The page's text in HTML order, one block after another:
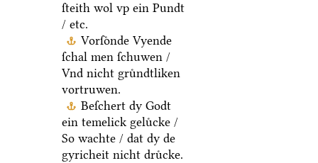
ſteith wol vp ein Pundt
/ etc.
Vorſoͤnde Vyende
ſchal men ſchuwen /
Vnd nicht gruͤndtliken
vortruwen.
Beſchert dy Godt
ein temelick geluͤcke /
So wachte / dat dy de
gyricheit nicht druͤcke.